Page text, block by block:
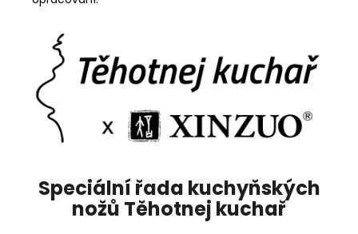
Speciální řada kuchyňských
nožů Těhotnej kuchař